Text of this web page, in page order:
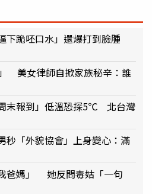
下跪呸口水」還爆打到臉腫
美女律師自掀家族秘辛：誰
末報到」低溫恐探5℃ 北台灣
「外貌協會」上身變心：滿
爸媽」 她反問毒姑「一句